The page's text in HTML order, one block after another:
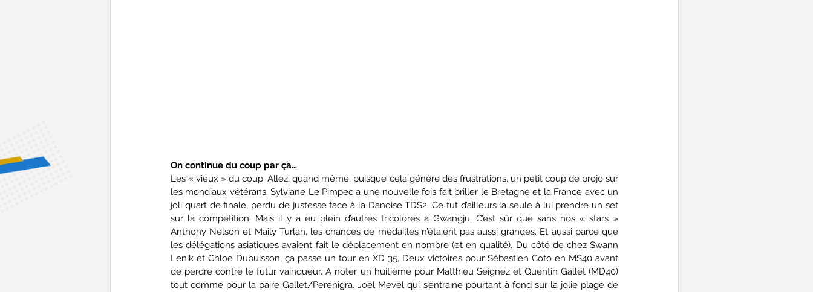
On continue du coup par ça…
Les « vieux » du coup. Allez, quand même, puisque cela génère des frustrations, un petit coup de projo sur
les mondiaux vétérans. Sylviane Le Pimpec a une nouvelle fois fait briller le Bretagne et la France avec un
joli quart de finale, perdu de justesse face à la Danoise TDS2. Ce fut d’ailleurs la seule à lui prendre un set
sur la compétition. Mais il y a eu plein d’autres tricolores à Gwangju. C’est sûr que sans nos « stars »
Anthony Nelson et Maily Turlan, les chances de médailles n’étaient pas aussi grandes. Et aussi parce que
les délégations asiatiques avaient fait le déplacement en nombre (et en qualité). Du côté de chez Swann
Lenik et Chloe Dubuisson, ça passe un tour en XD 35, Deux victoires pour Sébastien Coto en MS40 avant
de perdre contre le futur vainqueur. A noter un huitième pour Matthieu Seignez et Quentin Gallet (MD40)
tout comme pour la paire Gallet/Perenigra. Joel Mevel qui s’entraine pourtant à fond sur la jolie plage de